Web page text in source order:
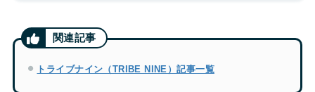
トライブナイン（TRIBE NINE）記事一覧